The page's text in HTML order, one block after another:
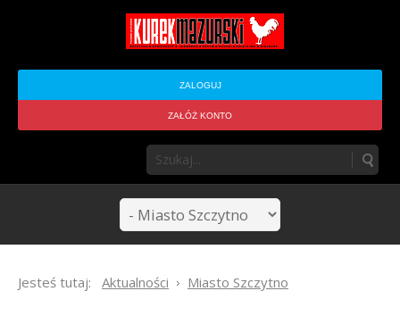
ZALOGUJ
ZAŁÓŻ KONTO
Jesteś tutaj: Aktualności Miasto Szczytno